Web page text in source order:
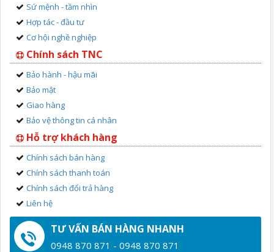
Sứ mệnh - tầm nhìn
Hợp tác - đầu tư
Cơ hội nghề nghiệp
Chính sách TNC
Bảo hành - hậu mãi
Bảo mật
Giao hàng
Bảo vệ thông tin cá nhân
Hỗ trợ khách hàng
Chính sách bán hàng
Chính sách thanh toán
Chính sách đổi trả hàng
Liên hệ
TƯ VẤN BÁN HÀNG NHANH
0948 870 871 - 0948 870 871